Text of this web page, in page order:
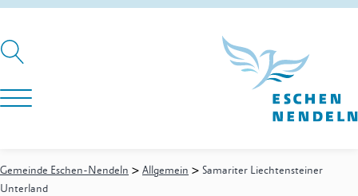
Gemeinde Eschen-Nendeln > Allgemein > Samariter Liechtensteiner
Unterland